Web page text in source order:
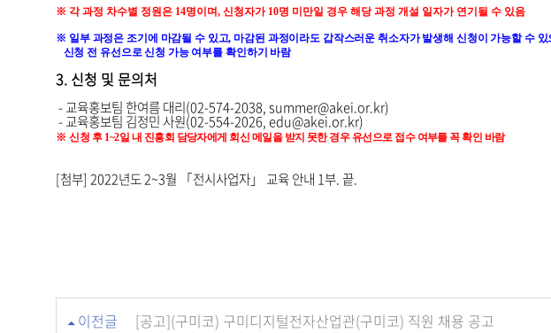
※ 각 과정 차수별 정원은 14명이며, 신청자가 10명 미만일 경우 해당 과정 개설 일자가 연기될 수 있음
※ 일부 과정은 조기에 마감될 수 있고, 마감된 과정이라도 갑작스러운 취소자가 발생해 신청이 가능할 수 있
신청 전 유선으로 신청 가능 여부를 확인하기 바람
3. 신청 및 문의처
- 교육홍보팀 한여름 대리(02-574-2038, summer@akei.or.kr)
- 교육홍보팀 김정민 사원(02-554-2026, edu@akei.or.kr)
※ 신청 후 1~2일 내 진흥회 담당자에게 회신 메일을 받지 못한 경우 유선으로 접수 여부를 꼭 확인 바람
[첨부] 2022년도 2~3월 「전시사업자」 교육 안내 1부. 끝.
이전글 [공고](구미코) 구미디지털전자산업관(구미코) 직원 채용 공고